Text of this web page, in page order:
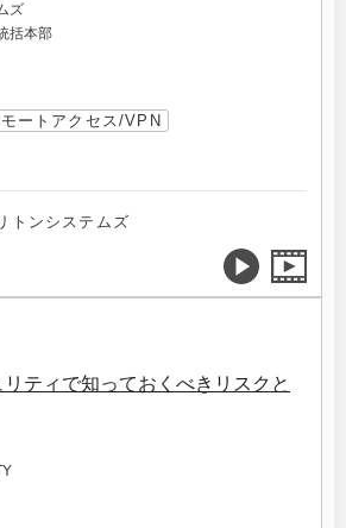
ズ
括本部
モートアクセス/VPN
トンシステムズ
ティで知っておくべきリスクと